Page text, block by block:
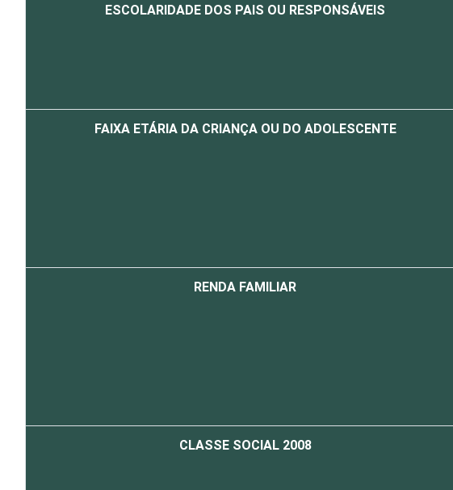
ESCOLARIDADE DOS PAIS OU RESPONSÁVEIS
FAIXA ETÁRIA DA CRIANÇA OU DO ADOLESCENTE
RENDA FAMILIAR
CLASSE SOCIAL 2008